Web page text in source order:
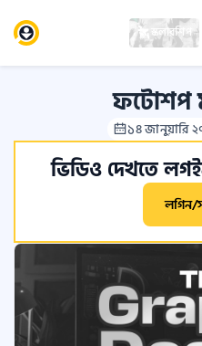
স্কলারশিপ
ফটোশপ
১৪ জানুয়ারি
ভিডিও দেখতে